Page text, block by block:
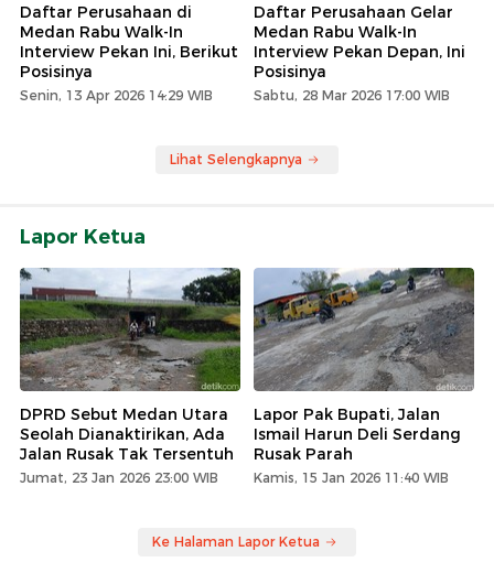
Daftar Perusahaan di
Medan Rabu Walk-In
Interview Pekan Ini, Berikut
Posisinya
Senin, 13 Apr 2026 14:29 WIB
Daftar Perusahaan Gelar
Medan Rabu Walk-In
Interview Pekan Depan, Ini
Posisinya
Sabtu, 28 Mar 2026 17:00 WIB
Lihat Selengkapnya
Lapor Ketua
DPRD Sebut Medan Utara
Seolah Dianaktirikan, Ada
Jalan Rusak Tak Tersentuh
Jumat, 23 Jan 2026 23:00 WIB
Lapor Pak Bupati, Jalan
Ismail Harun Deli Serdang
Rusak Parah
Kamis, 15 Jan 2026 11:40 WIB
Ke Halaman Lapor Ketua